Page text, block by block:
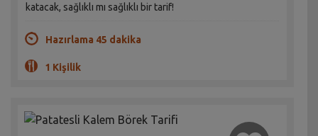
katacak, sağlıklı mı sağlıklı bir tarif!
Hazırlama 45 dakika
1 Kişilik